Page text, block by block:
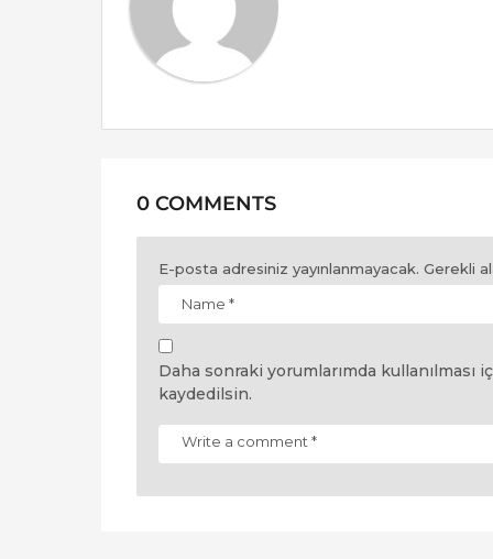
t
n
0 COMMENTS
E-posta adresiniz yayınlanmayacak. Gerekli
Daha sonraki yorumlarımda kullanılması
kaydedilsin.